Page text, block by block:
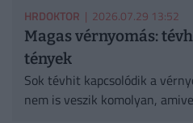
HRDOKTOR | 2026.07.29 13:52
Magas vérnyomás:
tények
Sok tévhit kapcsolódik a
nem is veszik komolyan,